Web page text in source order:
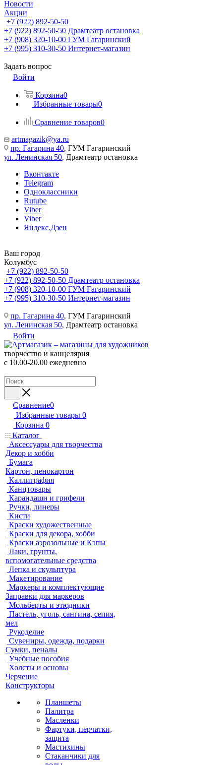
Новости
Акции
+7 (922) 892-50-50
+7 (922) 892-50-50 Драмтеатр остановка
+7 (908) 320-10-00 ГУМ Гагаринский
+7 (995) 310-30-50 Интернет-магазин
Задать вопрос
Войти
Корзина0
Избранные товары0
Сравнение товаров0
artmagazik@ya.ru
пр. Гагарина 40, ГУМ Гагаринский
ул. Ленинская 50, Драмтеатр остановка
Вконтакте
Telegram
Одноклассники
Rutube
Viber
Viber
Яндекс.Дзен
Ваш город
Колумбус
+7 (922) 892-50-50
+7 (922) 892-50-50 Драмтеатр остановка
+7 (908) 320-10-00 ГУМ Гагаринский
+7 (995) 310-30-50 Интернет-магазин
пр. Гагарина 40, ГУМ Гагаринский
ул. Ленинская 50, Драмтеатр остановка
Войти
творчество и канцелярия
с 10.00-20.00 ежедневно
Сравнение0
Избранные товары 0
Корзина 0
Каталог
Аксессуары для творчества
Декор и хобби
Бумага
Картон, пенокартон
Каллиграфия
Канцтовары
Карандаши и грифели
Ручки, линеры
Кисти
Краски художественные
Краски для декора, хобби
Краски аэрозольные и Кэпы
Лаки, грунты,
вспомогательные средства
Лепка и скульптура
Макетирование
Маркеры и комплектующие
Заправки для маркеров
Мольберты и этюдники
Пастель, уголь, сангина, сепия,
мел
Рукоделие
Сувениры, одежда, подарки
Сумки, пеналы
Учебные пособия
Холсты и основы
Черчение
Конструкторы
Планшеты
Палитра
Масленки
Фартуки, перчатки,
защита
Мастихины
Стаканчики для